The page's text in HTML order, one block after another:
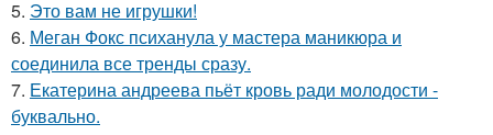
5. Это вам не игрушки!
6. Меган Фокс психанула у мастера маникюра и
соединила все тренды сразу.
7. Екатерина андреева пьёт кровь ради молодости -
буквально.